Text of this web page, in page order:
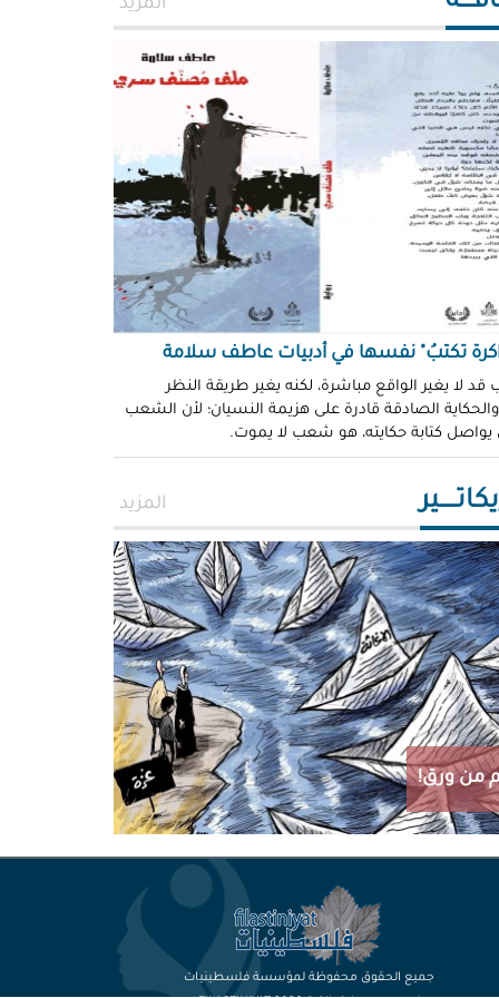
المزيد
تكتبُ" نفسها في أدبيات عاطف سلامة
قد لا يغير الواقع مباشرة، لكنه يغير طريقة النظر
والحكاية الصادقة قادرة على هزيمة النسيان؛ لأن الشعب
يواصل كتابة حكايته، هو شعب لا يموت.
المزيد
من ورق!
جميع الحقوق محفوظة لمؤسسة فلسطينيات